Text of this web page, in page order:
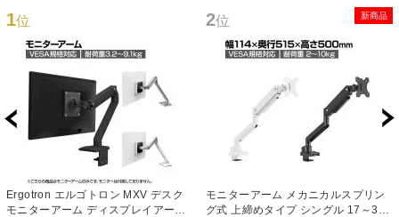
1位
Ergotron エルゴトロン MXV デスク
モニターアーム ディスプレイアーム
2位 新商品
モニターアーム メカニカルスプリン
グ式 上締めタイプ シングル 17～32